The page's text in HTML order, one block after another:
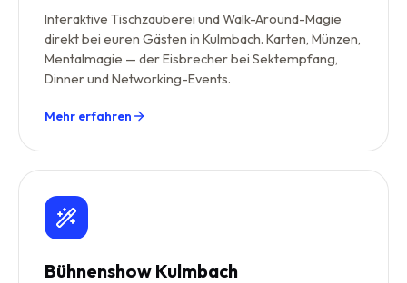
Interaktive Tischzauberei und Walk-Around-Magie
direkt bei euren Gästen in Kulmbach. Karten, Münzen,
Mentalmagie — der Eisbrecher bei Sektempfang,
Dinner und Networking-Events.
Mehr erfahren
Bühnenshow Kulmbach